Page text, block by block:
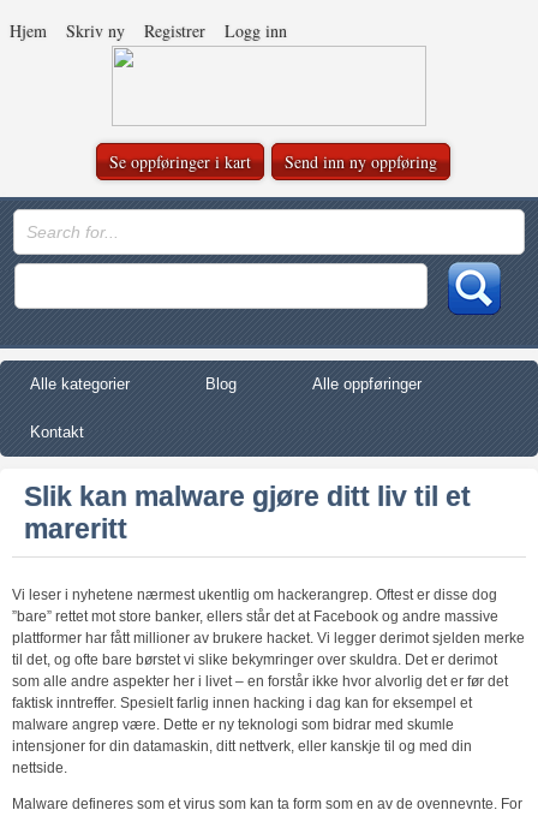
Hjem Skriv ny Registrer Logg inn
Se oppføringer i kart Send inn ny oppføring
Alle kategorier Blog Alle oppføringer
Kontakt
Slik kan malware gjøre ditt liv til et
mareritt
Vi leser i nyhetene nærmest ukentlig om hackerangrep. Oftest er disse dog
”bare” rettet mot store banker, ellers står det at Facebook og andre massive
plattformer har fått millioner av brukere hacket. Vi legger derimot sjelden merke
til det, og ofte bare børstet vi slike bekymringer over skuldra. Det er derimot
som alle andre aspekter her i livet – en forstår ikke hvor alvorlig det er før det
faktisk inntreffer. Spesielt farlig innen hacking i dag kan for eksempel et
malware angrep være. Dette er ny teknologi som bidrar med skumle
intensjoner for din datamaskin, ditt nettverk, eller kanskje til og med din
nettside.
Malware defineres som et virus som kan ta form som en av de ovennevnte. For